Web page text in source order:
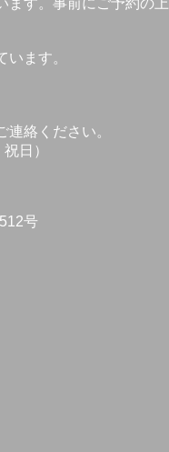
ます。事前にご予約の上
います。
絡ください。
日）
号